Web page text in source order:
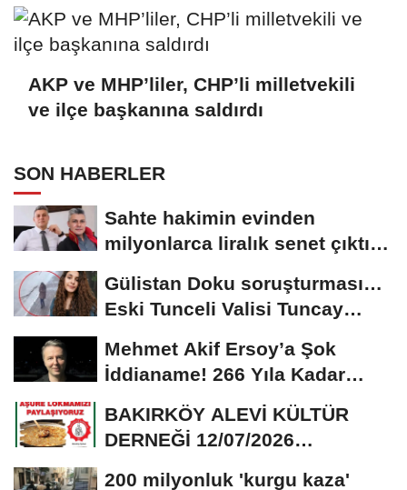
AKP ve MHP’liler, CHP’li milletvekili
ve ilçe başkanına saldırdı
SON HABERLER
Sahte hakimin evinden
milyonlarca liralık senet çıktı:
Gülistan Doku soruşturması…
Eski Tunceli Valisi Tuncay
Mehmet Akif Ersoy’a Şok
İddianame! 266 Yıla Kadar
Hapis Talebi
BAKIRKÖY ALEVİ KÜLTÜR
DERNEĞİ 12/07/2026
200 milyonluk 'kurgu kaza'